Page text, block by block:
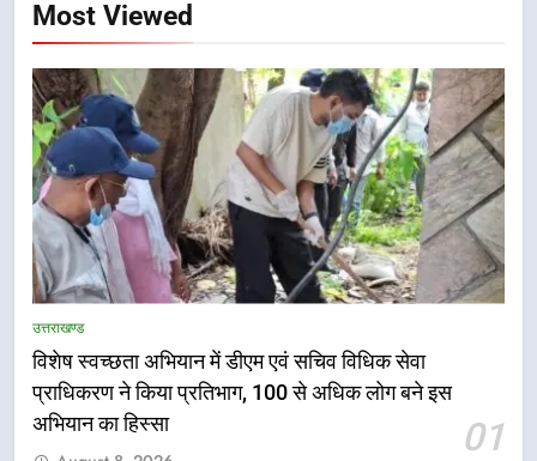
Most Viewed
उत्तराखण्ड
विशेष स्वच्छता अभियान में डीएम एवं सचिव विधिक सेवा
प्राधिकरण ने किया प्रतिभाग, 100 से अधिक लोग बने इस
अभियान का हिस्सा
01
हर घर तिरंगा अभियान को जन-जन तक
पहुंचाने की तैयारी, 9 से 17 अगस्त तक